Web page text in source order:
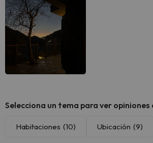
Selecciona un tema para ver opiniones
Habitaciones (10) Ubicación (9)